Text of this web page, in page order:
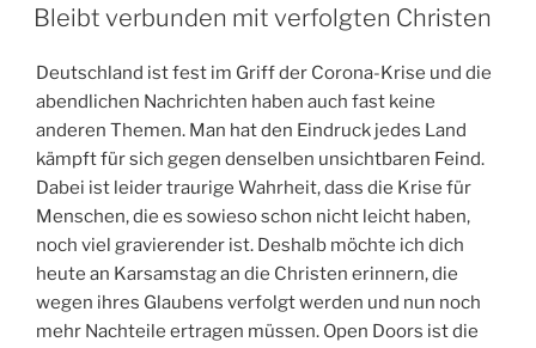
AM
Bleibt verbunden mit verfolgten Christen
Deutschland ist fest im Griff der Corona-Krise und die
abendlichen Nachrichten haben auch fast keine
anderen Themen. Man hat den Eindruck jedes Land
kämpft für sich gegen denselben unsichtbaren Feind.
Dabei ist leider traurige Wahrheit, dass die Krise für
Menschen, die es sowieso schon nicht leicht haben,
noch viel gravierender ist. Deshalb möchte ich dich
heute an Karsamstag an die Christen erinnern, die
wegen ihres Glaubens verfolgt werden und nun noch
mehr Nachteile ertragen müssen. Open Doors ist die